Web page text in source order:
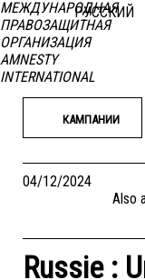
РУССКИЙ
КАМПАНИИ
04/12/2024
Also
Russie :